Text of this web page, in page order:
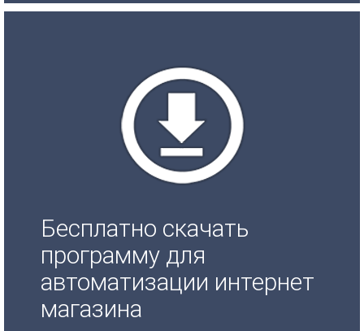
Бесплатно скачать
программу для
автоматизации интернет
магазина